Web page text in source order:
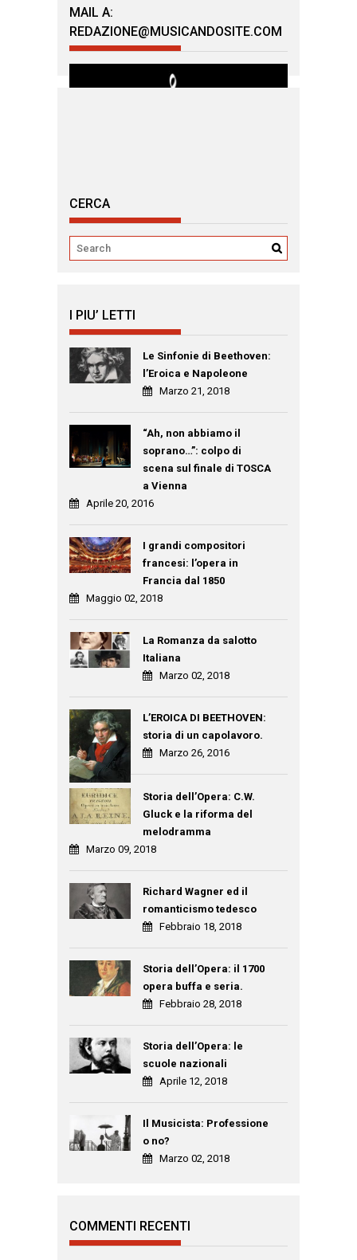
MAIL A:
REDAZIONE@MUSICANDOSITE.COM
CERCA
I PIU’ LETTI
Le Sinfonie di Beethoven:
l’Eroica e Napoleone
Marzo 21, 2018
“Ah, non abbiamo il
soprano…”: colpo di
scena sul finale di TOSCA
a Vienna
Aprile 20, 2016
I grandi compositori
francesi: l’opera in
Francia dal 1850
Maggio 02, 2018
La Romanza da salotto
Italiana
Marzo 02, 2018
L’EROICA DI BEETHOVEN:
storia di un capolavoro.
Marzo 26, 2016
Storia dell’Opera: C.W.
Gluck e la riforma del
melodramma
Marzo 09, 2018
Richard Wagner ed il
romanticismo tedesco
Febbraio 18, 2018
Storia dell’Opera: il 1700
opera buffa e seria.
Febbraio 28, 2018
Storia dell’Opera: le
scuole nazionali
Aprile 12, 2018
Il Musicista: Professione
o no?
Marzo 02, 2018
COMMENTI RECENTI